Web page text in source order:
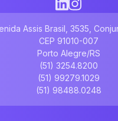
Assis Brasil, 3535,
CEP 91010-007
Porto Alegre/RS
(51) 3254.8200
(51) 99279.1029
(51) 98488.0248